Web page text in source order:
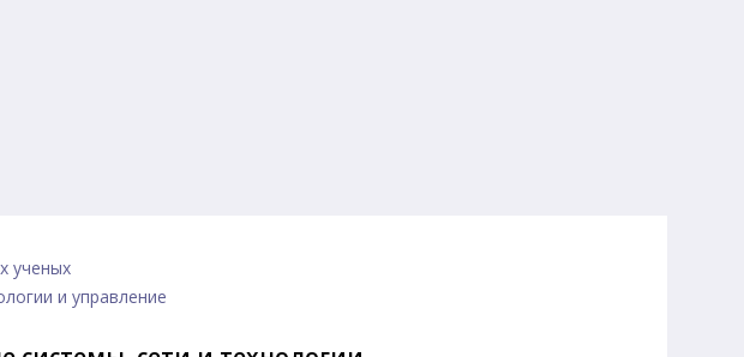
ученых
и управление